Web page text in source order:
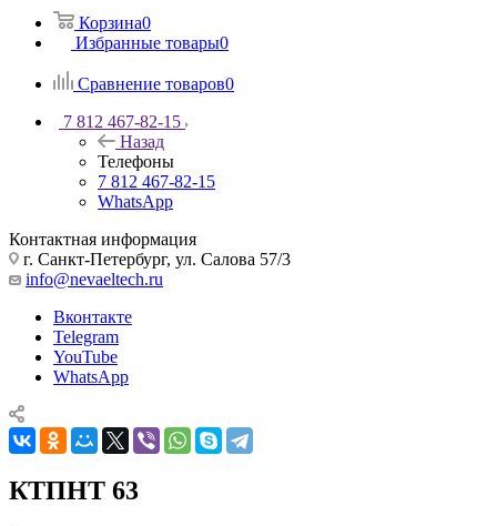
Корзина0
Избранные товары0
Сравнение товаров0
7 812 467-82-15
Назад
Телефоны
7 812 467-82-15
WhatsApp
Контактная информация
г. Санкт-Петербург, ул. Салова 57/3
info@nevaeltech.ru
Вконтакте
Telegram
YouTube
WhatsApp
КТПНТ 63